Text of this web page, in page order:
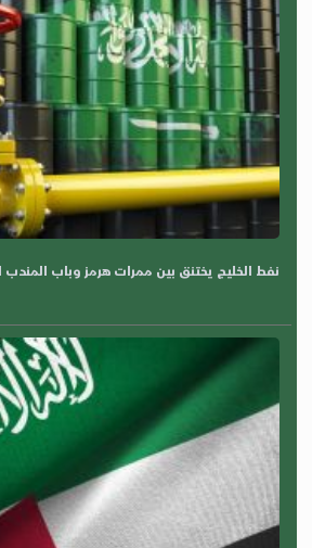
نفط الخليج يختنق بين ممرات هرمز وباب المندب